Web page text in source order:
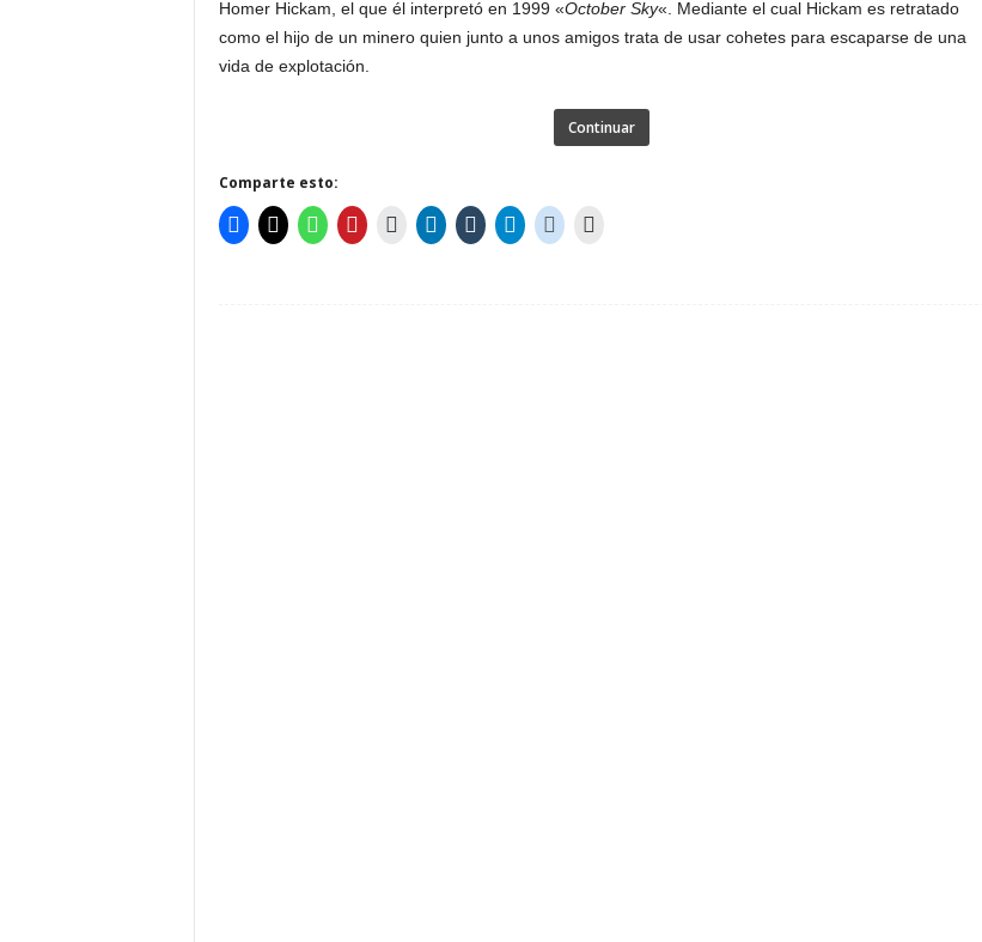
Homer Hickam, el que él interpretó en 1999 «October Sky«. Mediante el cual Hickam es retratado
como el hijo de un minero quien junto a unos amigos trata de usar cohetes para escaparse de una
vida de explotación.
Continuar
Comparte esto: